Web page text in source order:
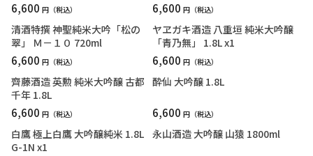
6,600 円 6,600 円
清酒特撰 神聖純米大吟「松の
翠」 Ｍ－１０ 720ml
6,600 円
ヤヱガキ酒造 八重垣 純米大吟醸
「青乃無」 1.8L x1
6,600 円
齊藤酒造 英勲 純米大吟醸 古都
千年 1.8L
6,600 円
酔仙 大吟醸 1.8L
6,600 円
白鷹 極上白鷹 大吟醸純米 1.8L
G-1N x1
永山酒造 大吟醸 山猿 1800ml